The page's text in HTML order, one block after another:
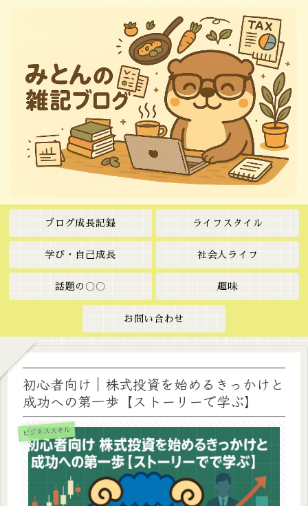
ブログ成長記録 ライフスタイル
学び・自己成長 社会人ライフ
話題の〇〇 趣味
お問い合わせ
初心者向け｜株式投資を始めるきっかけと
成功への第一歩【ストーリーで学ぶ】
ビジネススキル